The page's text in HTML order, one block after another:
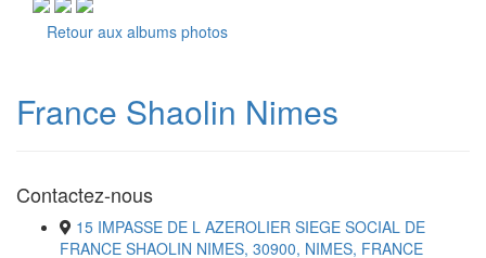
Retour aux albums photos
France Shaolin Nimes
Contactez-nous
15 IMPASSE DE L AZEROLIER SIEGE SOCIAL DE
FRANCE SHAOLIN NIMES, 30900, NIMES, FRANCE